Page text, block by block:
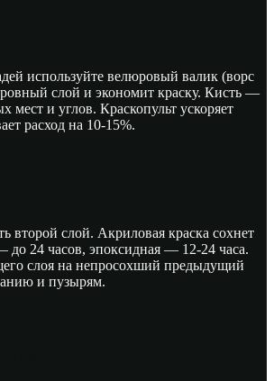
используйте велюровый валик (ворс
слой и экономит краску. Кисть —
мест и углов. Краскопульт ускоряет
расход на 10-15%.
второй слой. Акриловая краска сохнет
до 24 часов, эпоксидная — 12-24 часа.
слоя на непросохший предыдущий
и пузырям.